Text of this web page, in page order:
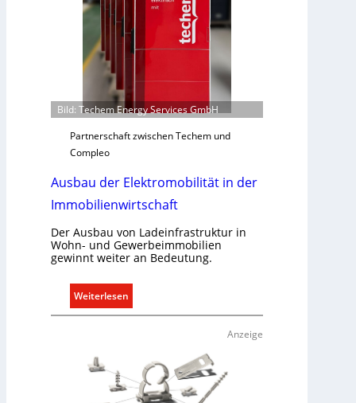
e
s
g
e
c
t
e
f
s
u
n
Bild: Techem Energy Services GmbH
Partnerschaft zwischen Techem und
Compleo
Ausbau der Elektromobilität in der
Immobilienwirtschaft
Der Ausbau von Ladeinfrastruktur in
Wohn- und Gewerbeimmobilien
gewinnt weiter an Bedeutung.
Weiterlesen
A
a
u
Anzeige